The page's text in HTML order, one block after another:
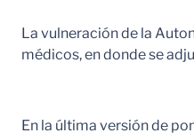
La vulneración de la
médicos, en donde se
En la última versión de